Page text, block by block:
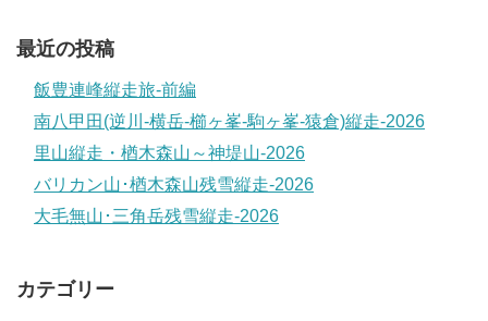
最近の投稿
飯豊連峰縦走旅-前編
南八甲田(逆川-横岳-櫛ヶ峯-駒ヶ峯-猿倉)縦走-2026
里山縦走・楢木森山～神堤山-2026
バリカン山･楢木森山残雪縦走-2026
大毛無山･三角岳残雪縦走-2026
カテゴリー